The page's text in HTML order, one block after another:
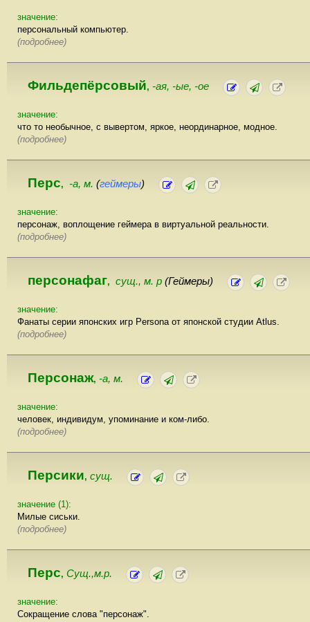
значение:
персональный компьютер.
(подробнее)
Фильдепёрсовый, -ая, -ые, -ое
значение:
что то необычное, с вывертом, яркое, неординарное, модное.
(подробнее)
Перс, -а, м. (геймеры)
значение:
персонаж, воплощение геймера в виртуальной реальности.
(подробнее)
персонафаг, сущ., м. р (Геймеры)
значение:
Фанаты серии японских игр Persona от японской студии Atlus.
(подробнее)
Персонаж, -а, м.
значение:
человек, индивидум, упоминание и ком-либо.
(подробнее)
Персики, сущ.
значение (1):
Милые сиськи.
(подробнее)
Перс, Сущ.,м.р.
значение:
Сокращение слова "персонаж".